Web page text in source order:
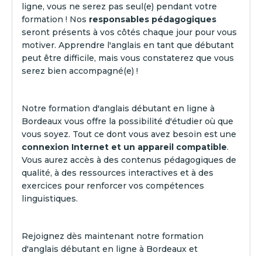
ligne, vous ne serez pas seul(e) pendant votre
formation ! Nos responsables pédagogiques
seront présents à vos côtés chaque jour pour vous
motiver. Apprendre l'anglais en tant que débutant
peut être difficile, mais vous constaterez que vous
serez bien accompagné(e) !
Notre formation d'anglais débutant en ligne à
Bordeaux vous offre la possibilité d'étudier où que
vous soyez. Tout ce dont vous avez besoin est une
connexion Internet et un appareil compatible.
Vous aurez accès à des contenus pédagogiques de
qualité, à des ressources interactives et à des
exercices pour renforcer vos compétences
linguistiques.
Rejoignez dès maintenant notre formation
d'anglais débutant en ligne à Bordeaux et